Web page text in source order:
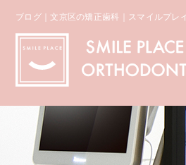
ブログ｜文京区の矯正歯科｜スマイルプレ